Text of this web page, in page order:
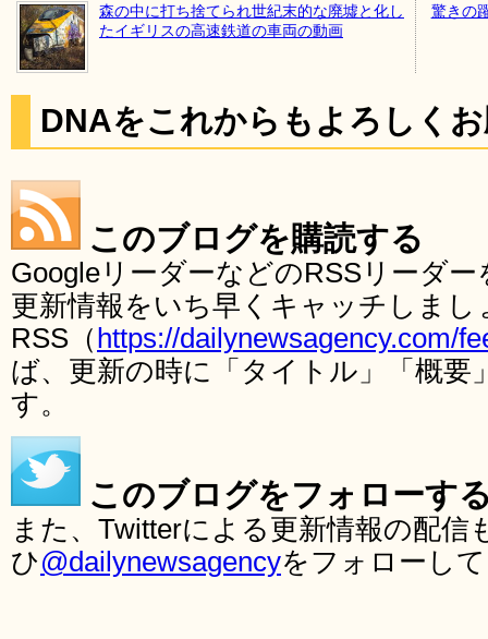
森の中に打ち捨てられ世紀末的な廃墟と化し
たイギリスの高速鉄道の車両の動画
驚きの
DNAをこれからもよろしく
このブログを購読する
GoogleリーダーなどのRSSリーダ
更新情報をいち早くキャッチしま
RSS（ https://dailynewsagency.com/
ば、更新の時に「タイトル」「概要
す。
このブログをフォローす
また、Twitterによる更新情報の配
ひ@dailynewsagencyをフォローし